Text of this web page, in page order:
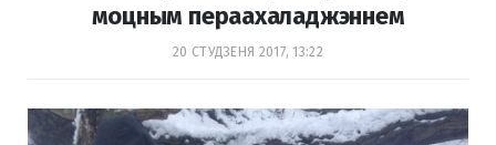
c s
моцным пераахаладжэннем
20 СТУДЗЕНЯ 2017, 13:22